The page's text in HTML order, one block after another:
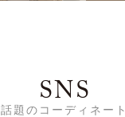
SNS
話題のコーディネート